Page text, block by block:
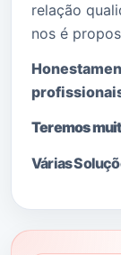
relação
nos é
Teremos
Várias